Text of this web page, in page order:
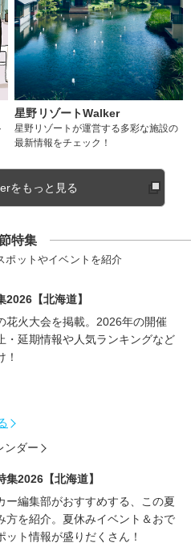
星野リゾートWalker
星野リゾートが運営する多彩な施設の
最新情報をチェック！
をもっと見る
特集
ポットやイベントを紹介
2026【北海道】
花火大会を掲載。2026年の開催
・延期情報や人気ランキングなど
！
ンダー
集2026【北海道】
ー編集部がおすすめする、この夏
方を紹介。夏休みイベント＆おで
ット情報が盛りだくさん！